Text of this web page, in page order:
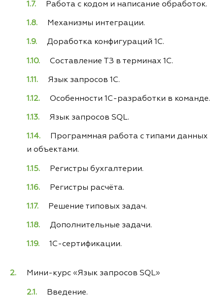
Работа с кодом и написание обработок.
Механизмы интеграции.
Доработка конфигураций 1С.
Составление ТЗ в терминах 1С.
Язык запросов 1С.
Особенности 1С-разработки в команде.
Язык запросов SQL.
Программная работа с типами данных
и объектами.
Регистры бухгалтерии.
Регистры расчёта.
Решение типовых задач.
Дополнительные задачи.
1С-сертификации.
Мини-курс «Язык запросов SQL»
Введение.